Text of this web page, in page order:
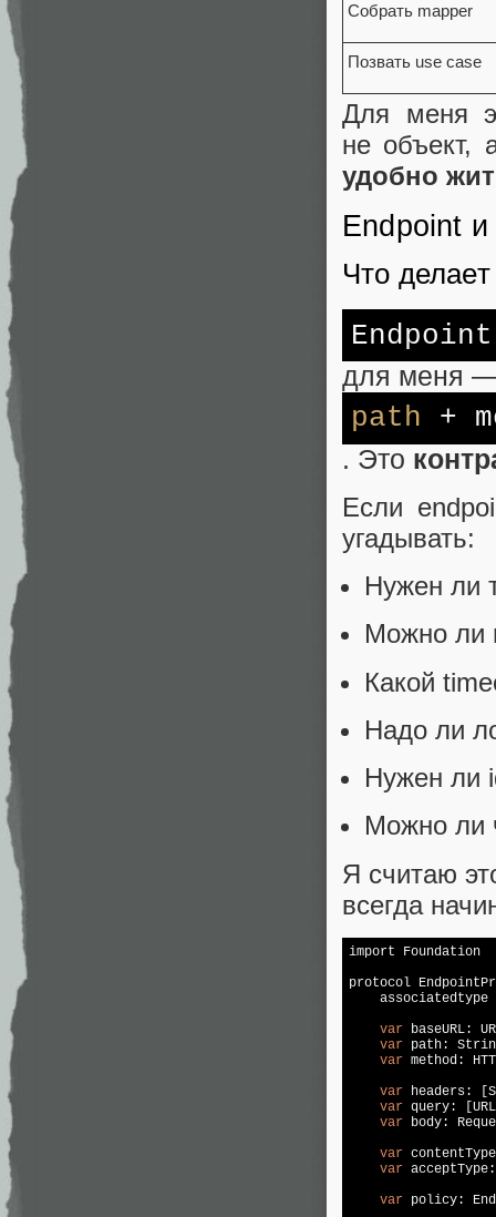
Собрать mapper
Позвать use case
Для меня
не объект,
удобно
Endpoint
Что
Endpoint
для меня —
path +
. Это
Если
угадывать:
Нужен ли
Можно ли
Какой
Надо ли
Нужен ли
Можно ли
Я считаю
всегда
import Foundation
protocol
associatedtype
var baseURL:
var path:
var method:
var headers:
var query:
var body:
var
var
var policy: